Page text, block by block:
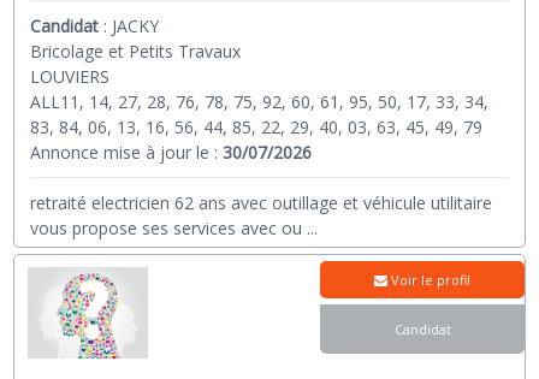
Candidat : JACKY
Bricolage et Petits Travaux
LOUVIERS
ALL11, 14, 27, 28, 76, 78, 75, 92, 60, 61, 95, 50, 17, 33, 34,
83, 84, 06, 13, 16, 56, 44, 85, 22, 29, 40, 03, 63, 45, 49, 79
Annonce mise à jour le :30/07/2026
retraité electricien 62 ans avec outillage et véhicule utilitaire
vous propose ses services avec ou ...
Voir le profil
Candidat